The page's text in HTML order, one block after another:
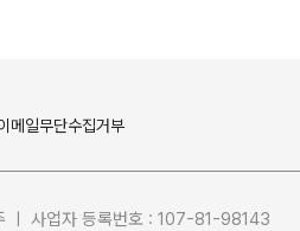
메일무단수집거부
ㅣ 사업자 등록번호 : 107-81-98143